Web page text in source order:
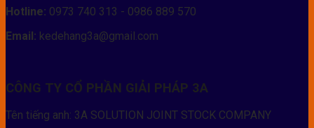
Hotline: 0973 740 313 - 0986 889 570
Email: kedehang3a@gmail.com
CÔNG TY CỔ PHẦN GIẢI PHÁP 3A
Tên tiếng anh: 3A SOLUTION JOINT STOCK COMPANY